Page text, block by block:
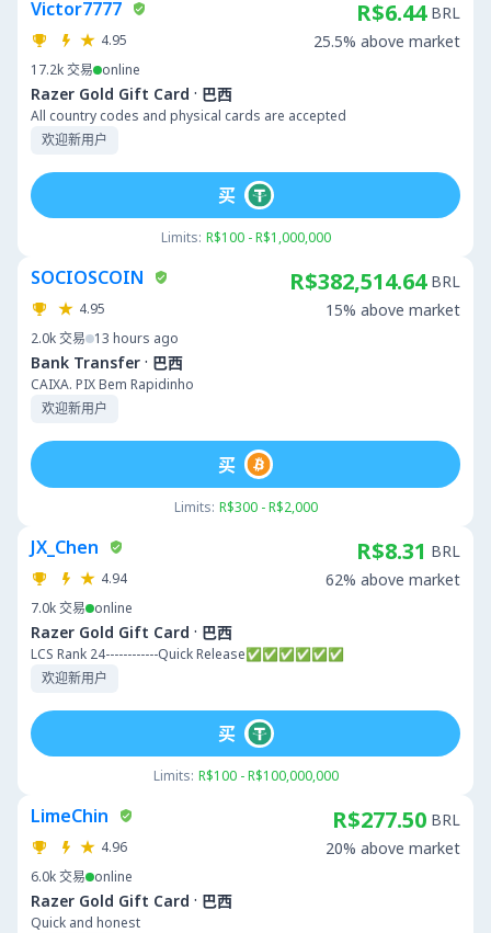
Victor7777
4.95
17.2k交易 online
Razer Gold Gift Card · 巴西
All country codes and physical cards are accepted
欢迎新用户
R$6.44 BRL
25.5% above market
Limits: R$100 - R$1,000,000
买
SOCIOSCOIN
4.95
2.0k交易 13 hours ago
Bank Transfer · 巴西
CAIXA. PIX Bem Rapidinho
欢迎新用户
R$382,514.64 BRL
15% above market
Limits: R$300 - R$2,000
买
JX_Chen
4.94
7.0k交易 online
Razer Gold Gift Card · 巴西
LCS Rank 24------------Quick Release✅✅✅✅✅✅
欢迎新用户
R$8.31 BRL
62% above market
Limits: R$100 - R$100,000,000
买
LimeChin
4.96
6.0k交易 online
Razer Gold Gift Card · 巴西
Quick and honest
R$277.50 BRL
20% above market